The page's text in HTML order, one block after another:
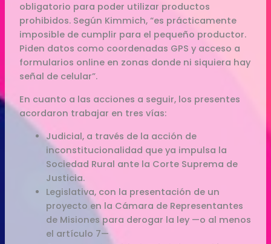
obligatorio para poder utilizar productos
prohibidos. Según Kimmich, “es prácticamente
imposible de cumplir para el pequeño productor.
Piden datos como coordenadas GPS y acceso a
formularios online en zonas donde ni siquiera hay
señal de celular”.
En cuanto a las acciones a seguir, los presentes
acordaron trabajar en tres vías:
Judicial, a través de la acción de
inconstitucionalidad que ya impulsa la
Sociedad Rural ante la Corte Suprema de
Justicia.
Legislativa, con la presentación de un
proyecto en la Cámara de Representantes
de Misiones para derogar la ley —o al menos
el artículo 7—